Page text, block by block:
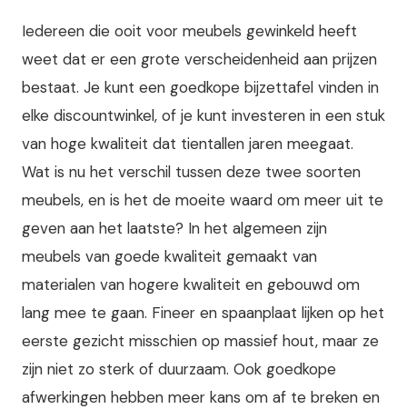
Iedereen die ooit voor meubels gewinkeld heeft
weet dat er een grote verscheidenheid aan prijzen
bestaat. Je kunt een goedkope bijzettafel vinden in
elke discountwinkel, of je kunt investeren in een stuk
van hoge kwaliteit dat tientallen jaren meegaat.
Wat is nu het verschil tussen deze twee soorten
meubels, en is het de moeite waard om meer uit te
geven aan het laatste? In het algemeen zijn
meubels van goede kwaliteit gemaakt van
materialen van hogere kwaliteit en gebouwd om
lang mee te gaan. Fineer en spaanplaat lijken op het
eerste gezicht misschien op massief hout, maar ze
zijn niet zo sterk of duurzaam. Ook goedkope
afwerkingen hebben meer kans om af te breken en